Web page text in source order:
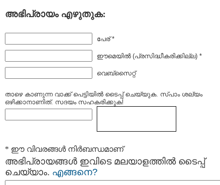
അഭിപ്രായം എഴുതുക:
പേര് *
ഈമെയില്‍ (പ്രസിദ്ധീകരിക്കില്ല) *
വെബ്സൈറ്റ്
താഴെ കാണുന്ന വാക്ക് പെട്ടിയില്‍ ടൈപ്പ്‌ ചെയ്യുക. സ്പാം ശല്യം
ഒഴിക്കാനാണിത്. സദയം സഹകരിക്കുക!
* ഈ വിവരങ്ങള്‍ നിര്‍ബന്ധമാണ്
അഭിപ്രായങ്ങള്‍ ഇവിടെ മലയാളത്തില്‍ ടൈപ്പ്
ചെയ്യാം. എങ്ങനെ?